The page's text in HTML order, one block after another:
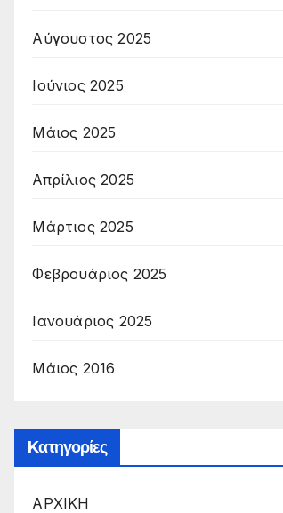
Αύγουστος 2025
Ιούνιος 2025
Μάιος 2025
Απρίλιος 2025
Μάρτιος 2025
Φεβρουάριος 2025
Ιανουάριος 2025
Μάιος 2016
Kατηγορίες
ΑΡΧΙΚΗ